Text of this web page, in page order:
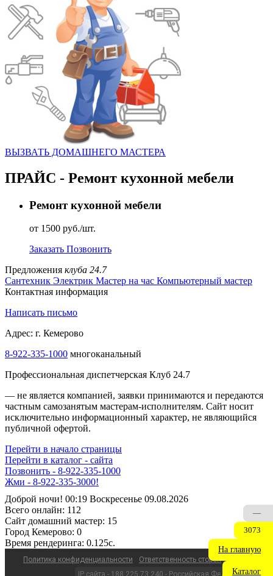
ВЫЗВАТЬ ДОМАШНЕГО МАСТЕРА
ПРАЙС - Ремонт кухонной мебели
Ремонт кухонной мебели
от 1500 руб./шт.
Заказать Позвонить
Предложения клуба 24.7
Сантехник Электрик Мастер на час Компьютерный мастер
Контактная информация
Написать письмо
Адрес: г. Кемерово
8-922-335-1000 многоканальный
Профессиональная диспетчерская Клуб 24.7
— не является компанией, заявки принимаются и передаются
частным самозанятым мастерам‑исполнителям. Сайт носит
исключительно информационный характер, не являющийся
публичной офертой.
Перейти в начало страницы
Перейти в каталог - сайта
Позвонить - 8-922-335-1000
Жми - 8-922-335-3000!
Доброй ночи! 00:19 Воскресенье 09.08.2026
Всего онлайн: 112
Сайт домашний мастер: 15
Город Кемерово: 0
Время рендеринга: 0.125c.
Политика конфиденциальности
Ответственность сторон
—
3073
На главную
Каталог